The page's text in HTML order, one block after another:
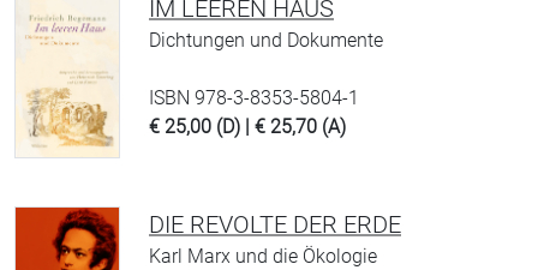
IM LEEREN HAUS
Dichtungen und Dokumente
ISBN 978-3-8353-5804-1
€ 25,00 (D) | € 25,70 (A)
DIE REVOLTE DER ERDE
Karl Marx und die Ökologie